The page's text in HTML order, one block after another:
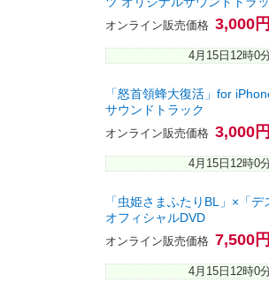
オンライン販売価格 3,000
4月15日12時0
「怒首領蜂大復活」for
サウンドトラック
オンライン販売価格 3,000
4月15日12時0
「虫姫さまふたりBL」×「
オフィシャルDVD
オンライン販売価格 7,500
4月15日12時0